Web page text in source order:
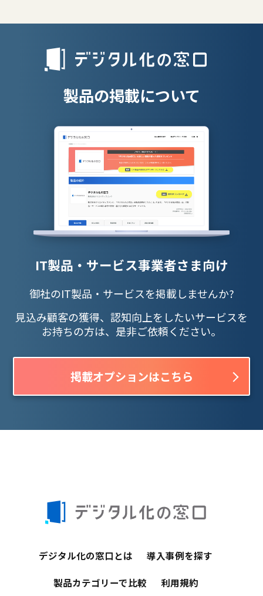
授業支援シス
製品の掲載について
IT製品・サービス事業者さま向け
御社のIT製品・サービスを掲載しませんか?
見込み顧客の獲得、認知向上をしたいサービスを
お持ちの方は、是非ご依頼ください。
掲載オプションはこちら
デジタル化の窓口とは 導入事例を探す
製品カテゴリーで比較 利用規約